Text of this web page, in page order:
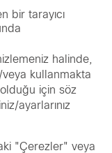
bir tarayıcı
halinde,
veya kullanmakta
için söz
ayarlarınız
"Çerezler" veya